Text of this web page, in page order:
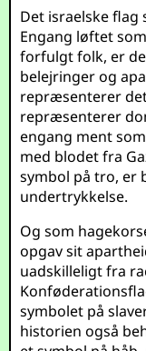
Det israelske
Engang løftet
forfulgt folk, er
belejringer og
repræsenterer
repræsenterer
engang ment
med blodet fra
symbol på tro, er
undertrykkelse.
Og som
opgav sit
uadskilleligt fra
symbolet på
historien også